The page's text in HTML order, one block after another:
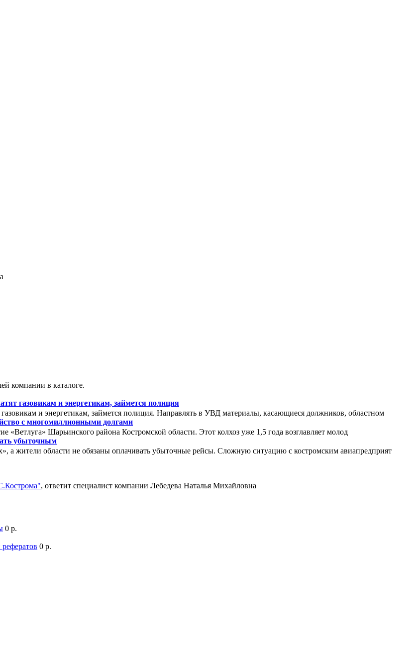
компании в каталоге.
газовикам и энергетикам, займется полиция
и энергетикам, займется полиция. Направлять в УВД материалы, касающиеся должников, областном
с многомиллионными долгами
«Ветлуга» Шарьинского района Костромской области. Этот колхоз уже 1,5 года возглавляет молод
убыточным
а жители области не обязаны оплачивать убыточные рейсы. Сложную ситуацию с костромским авиапредприят
, ответит специалист компании Лебедева Наталья Михайловна
0 р.
0 р.